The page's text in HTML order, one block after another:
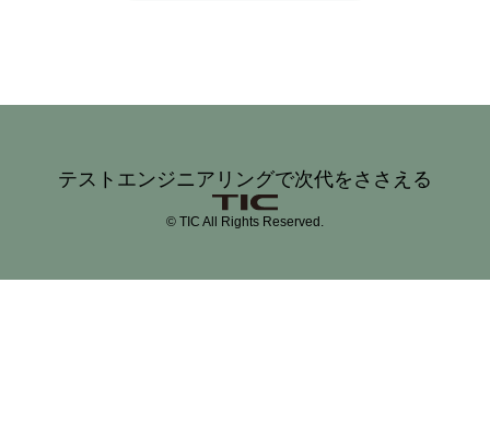
テストエンジニアリングで次代をささえる
© TIC All Rights Reserved.